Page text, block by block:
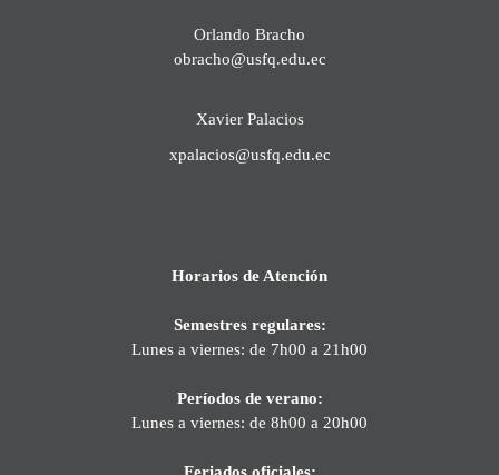
Orlando Bracho
obracho@usfq.edu.ec
Xavier Palacios
xpalacios@usfq.edu.ec
Horarios de Atención
Semestres regulares:
Lunes a viernes: de 7h00 a 21h00
Períodos de verano:
Lunes a viernes: de 8h00 a 20h00
Feriados oficiales: